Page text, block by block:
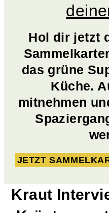
Hol dir jetzt
das grüne
Küche.
mitnehmen
JETZT
Kraut